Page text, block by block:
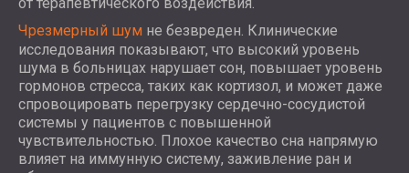
Чрезмерный шум не безвреден. Клинические
исследования показывают, что высокий уровень
шума в больницах нарушает сон, повышает уровень
гормонов стресса, таких как кортизол, и может даже
спровоцировать перегрузку сердечно-сосудистой
системы у пациентов с повышенной
чувствительностью. Плохое качество сна напрямую
влияет на иммунную систему, заживление ран и